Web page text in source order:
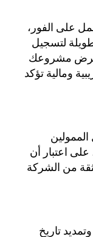
على الفور،
لتسجيل
مشروعك
ومالية تؤكد
اعتبار أن
من الشركة
تاريخ